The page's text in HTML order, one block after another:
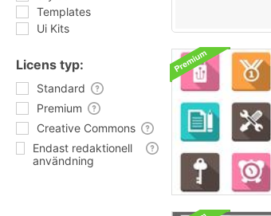
Templates
Ui Kits
Licens typ:
Standard
Premium
Creative Commons
Endast redaktionell
användning